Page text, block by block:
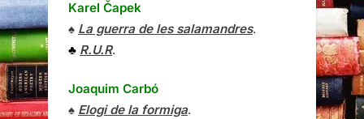
Karel Čapek
♠ La guerra de les salamandres.
♣ R.U.R.
Joaquim Carbó
♠ Elogi de la formiga.